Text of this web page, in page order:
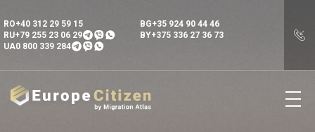
RO+40 312 29 59 15 BG+35 924 90 44 46
RU+79 255 23 06 29 BY+375 336 27 36 73
UA0 800 339 284